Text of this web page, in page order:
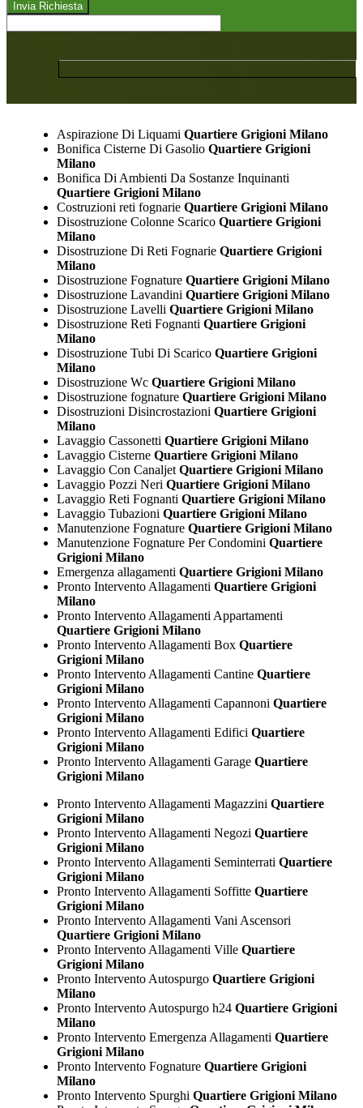
Aspirazione Di Liquami Quartiere Grigioni Milano
Bonifica Cisterne Di GasolioQuartiere Grigioni
Milano
Bonifica Di Ambienti Da Sostanze Inquinanti
Quartiere Grigioni Milano
Costruzioni reti fognarieQuartiere Grigioni Milano
Disostruzione Colonne ScaricoQuartiere Grigioni
Milano
Disostruzione Di Reti FognarieQuartiere Grigioni
Milano
Disostruzione FognatureQuartiere Grigioni Milano
Disostruzione Lavandini Quartiere Grigioni Milano
Disostruzione Lavelli Quartiere Grigioni Milano
Disostruzione Reti Fognanti Quartiere Grigioni
Milano
Disostruzione Tubi Di ScaricoQuartiere Grigioni
Milano
Disostruzione WcQuartiere Grigioni Milano
Disostruzione fognatureQuartiere Grigioni Milano
Disostruzioni Disincrostazioni Quartiere Grigioni
Milano
Lavaggio Cassonetti Quartiere Grigioni Milano
Lavaggio CisterneQuartiere Grigioni Milano
Lavaggio Con CanaljetQuartiere Grigioni Milano
Lavaggio Pozzi Neri Quartiere Grigioni Milano
Lavaggio Reti Fognanti Quartiere Grigioni Milano
Lavaggio Tubazioni Quartiere Grigioni Milano
Manutenzione FognatureQuartiere Grigioni Milano
Manutenzione Fognature Per Condomini Quartiere
Grigioni Milano
Emergenza allagamenti Quartiere Grigioni Milano
Pronto Intervento Allagamenti Quartiere Grigioni
Milano
Pronto Intervento Allagamenti Appartamenti
Quartiere Grigioni Milano
Pronto Intervento Allagamenti BoxQuartiere
Grigioni Milano
Pronto Intervento Allagamenti CantineQuartiere
Grigioni Milano
Pronto Intervento Allagamenti Capannoni Quartiere
Grigioni Milano
Pronto Intervento Allagamenti Edifici Quartiere
Grigioni Milano
Pronto Intervento Allagamenti GarageQuartiere
Grigioni Milano
Pronto Intervento Allagamenti Magazzini Quartiere
Grigioni Milano
Pronto Intervento Allagamenti Negozi Quartiere
Grigioni Milano
Pronto Intervento Allagamenti Seminterrati Quartiere
Grigioni Milano
Pronto Intervento Allagamenti SoffitteQuartiere
Grigioni Milano
Pronto Intervento Allagamenti Vani Ascensori
Quartiere Grigioni Milano
Pronto Intervento Allagamenti VilleQuartiere
Grigioni Milano
Pronto Intervento AutospurgoQuartiere Grigioni
Milano
Pronto Intervento Autospurgo h24Quartiere Grigioni
Milano
Pronto Intervento Emergenza Allagamenti Quartiere
Grigioni Milano
Pronto Intervento FognatureQuartiere Grigioni
Milano
Pronto Intervento Spurghi Quartiere Grigioni Milano